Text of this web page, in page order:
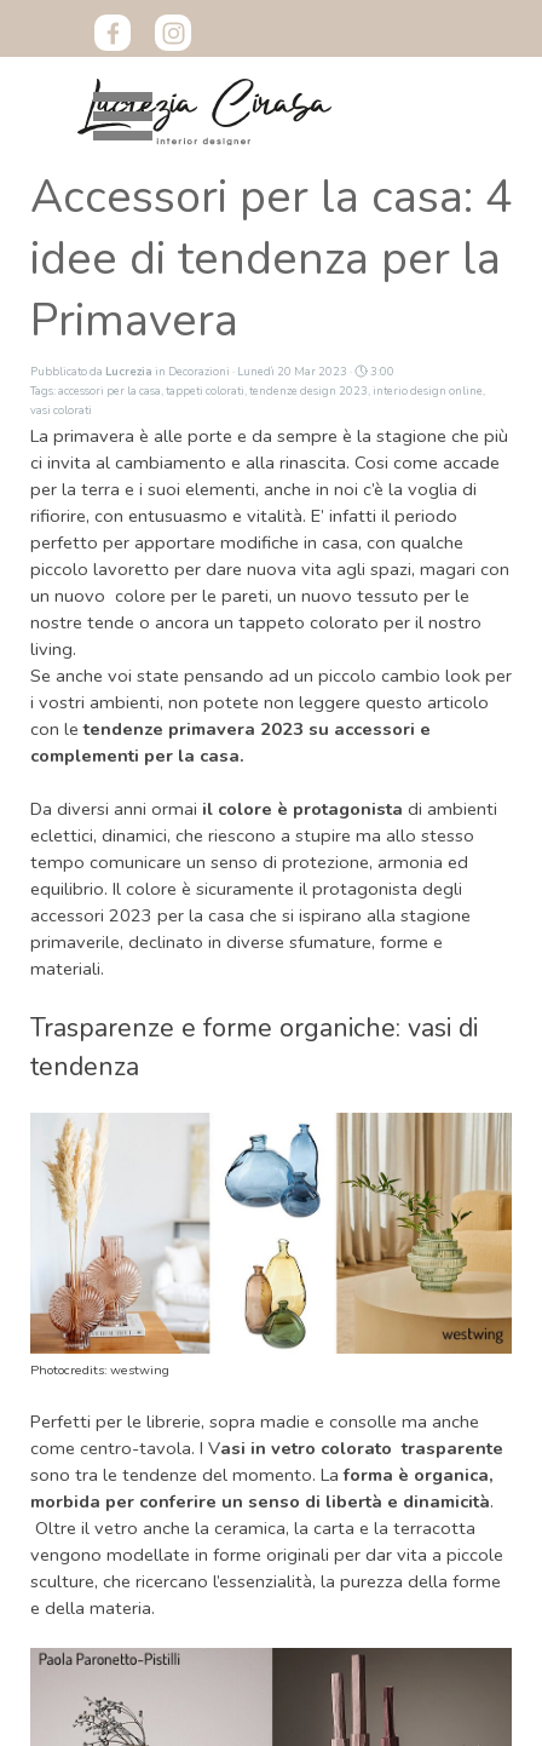
Accessori per la casa: 4
idee di tendenza per la
Primavera
Pubblicato da Lucrezia in Decorazioni · Lunedì 20 Mar 2023 ·
3:00
Tags:accessori per la casa,tappeti colorati,tendenze design 2023, interio design online,
vasi colorati
La primavera è alle porte e da sempre è la stagione che più
ci invita al cambiamento e alla rinascita. Cosi come accade
per la terra e i suoi elementi, anche in noi c’è la voglia di
rifiorire, con entusuasmo e vitalità. E’ infatti il periodo
perfetto per apportare modifiche in casa, con qualche
piccolo lavoretto per dare nuova vita agli spazi, magari con
un nuovo colore per le pareti, un nuovo tessuto per le
nostre tende o ancora un tappeto colorato per il nostro
living.
Se anche voi state pensando ad un piccolo cambio look per
i vostri ambienti, non potete non leggere questo articolo
con le tendenze primavera 2023 su accessori e
complementi per la casa.
Da diversi anni ormai il colore è protagonista di ambienti
eclettici, dinamici, che riescono a stupire ma allo stesso
tempo comunicare un senso di protezione, armonia ed
equilibrio. Il colore è sicuramente il protagonista degli
accessori 2023 per la casa che si ispirano alla stagione
primaverile, declinato in diverse sfumature, forme e
materiali.
Trasparenze e forme organiche: vasi di
tendenza
Photocredits: westwing
Perfetti per le librerie, sopra madie e consolle ma anche
come centro-tavola. I Vasi in vetro colorato trasparente
sono tra le tendenze del momento. La forma è organica,
morbida per conferire un senso di libertà e dinamicità.
Oltre il vetro anche la ceramica, la carta e la terracotta
vengono modellate in forme originali per dar vita a piccole
sculture, che ricercano l’essenzialità, la purezza della forme
e della materia.